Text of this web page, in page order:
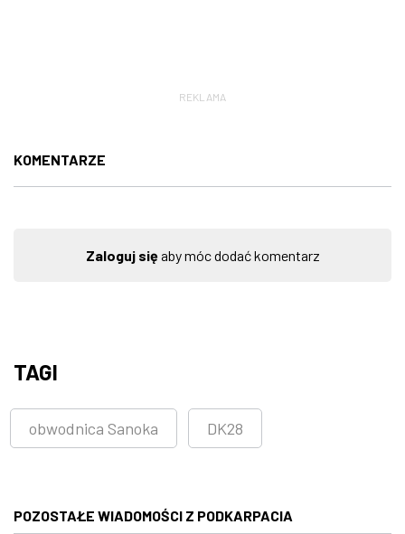
REKLAMA
KOMENTARZE
Zaloguj sięaby móc dodać komentarz
TAGI
obwodnica Sanoka DK28
POZOSTAŁE WIADOMOŚCI Z PODKARPACIA